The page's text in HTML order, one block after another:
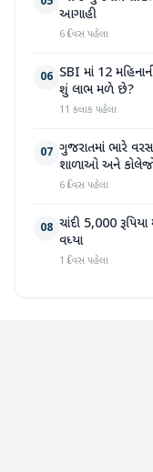
આગાહી
6 દિવસ પહેલા
06 SBI માં 12
શું લાભ મળે છે?
11 કલાક પહેલા
07 ગુજરાતમાં ભારે
શાળાઓ અને
6 દિવસ પહેલા
08 ચાંદી 5,000
વધ્યા
1 દિવસ પહેલા